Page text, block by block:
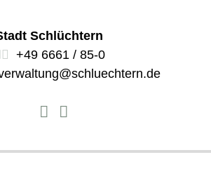
Schlüchtern
+49 6661 / 85-0